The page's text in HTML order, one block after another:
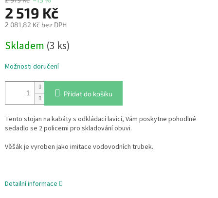
2 519 Kč
2 081,82 Kč bez DPH
cena:
Skladem (3 ks)
Možnosti doručení
Přidat do košíku
Tento stojan na kabáty s odkládací lavicí, Vám poskytne pohodlné
sedadlo se 2 policemi pro skladování obuvi.
Věšák je vyroben jako imitace vodovodních trubek.
Detailní informace